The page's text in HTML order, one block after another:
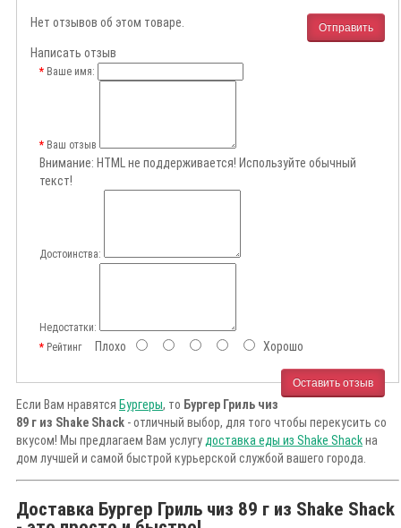
Отправить
Нет отзывов об этом товаре.
Написать отзыв
Ваше имя:
Ваш отзыв
Внимание: HTML не поддерживается! Используйте обычный
текст!
Достоинства:
Недостатки:
РейтингПлохо Хорошо
Оставить отзыв
Если Вам нравятся Бургеры, то Бургер Гриль чиз
89 г из Shake Shack - отличный выбор, для того чтобы перекусить со
вкусом! Мы предлагаем Вам услугу доставка еды из Shake Shackна
дом лучшей и самой быстрой курьерской службой вашего города.
Доставка Бургер Гриль чиз 89 г из Shake Shack